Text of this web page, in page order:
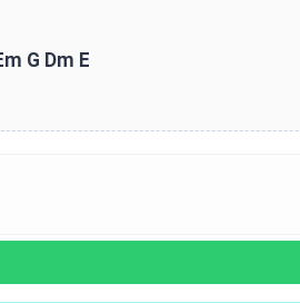
G Dm E